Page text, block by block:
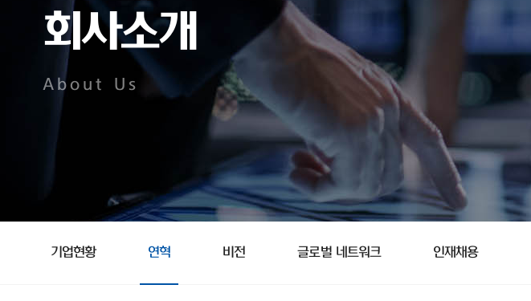
회사소개
About Us
기업현황 연혁 비전 글로벌 네트워크 인재채용